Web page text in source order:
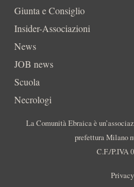
Giunta e Consiglio
Insider-Associazioni
News
JOB news
Scuola
Necrologi
La Comunità Ebraica è
prefettura Milano
C.F./P.IVA